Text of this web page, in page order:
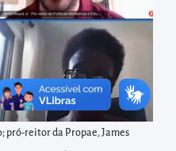
pró-reitor da Propae, James